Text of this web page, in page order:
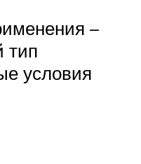
–
тип
условия